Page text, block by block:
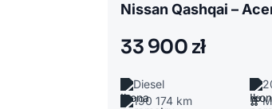
Nissan Qashqai –
33 900 zł
Diesel
190 174 km